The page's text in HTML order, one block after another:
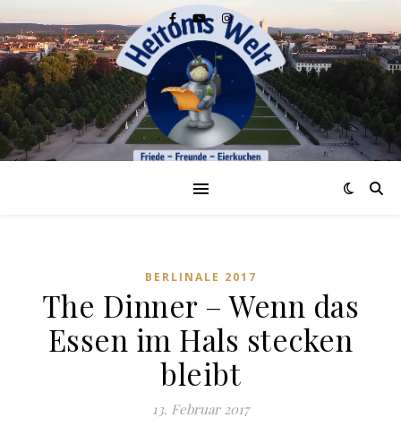
BERLINALE 2017
The Dinner – Wenn das
Essen im Hals stecken
bleibt
13. Februar 2017